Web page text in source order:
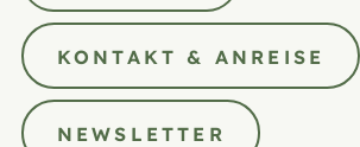
KONTAKT & ANREISE
NEWSLETTER